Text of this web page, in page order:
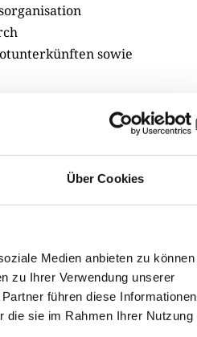
Über Cookies
Medien anbieten zu können
zu Ihrer Verwendung unserer
führen diese Informationen
die sie im Rahmen Ihrer Nutzung
sowie
und konnten
0